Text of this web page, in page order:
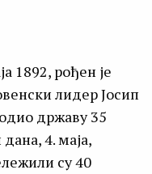
1892, рођен је
лидер Јосип
државу 35
4. маја,
су 40